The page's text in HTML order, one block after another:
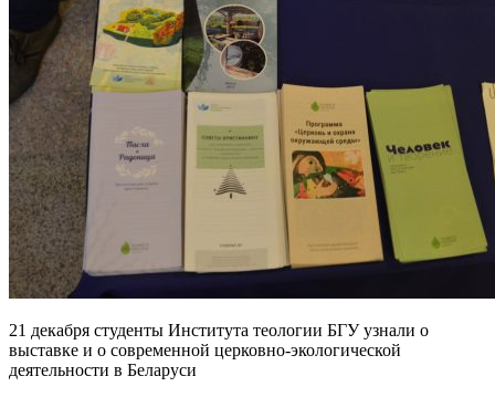
21 декабря студенты Института теологии БГУ узнали о
выставке и о современной церковно-экологической
деятельности в Беларуси